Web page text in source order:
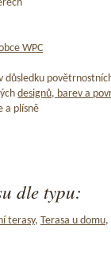
WPC
důsledku
designů, barev a
a plísně
dle typu:
terasy, Terasa u domu,